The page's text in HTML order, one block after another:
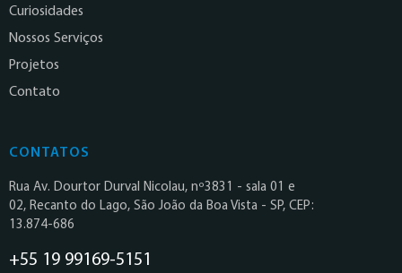
Curiosidades
Nossos Serviços
Projetos
Contato
CONTATOS
Rua Av. Dourtor Durval Nicolau, nº3831 - sala 01 e
02, Recanto do Lago, São João da Boa Vista - SP, CEP:
13.874-686
+55 19 99169-5151